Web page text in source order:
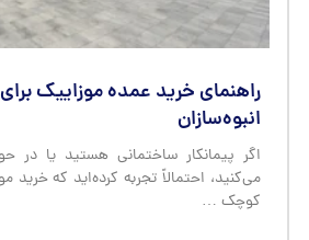
راهنمای خرید عمده موزاییک برای
انبوه‌سازان
اگر پیمانکار ساختمانی هستید یا در
می‌کنید، احتمالاً تجربه کرده‌اید که خرید
کوچک …